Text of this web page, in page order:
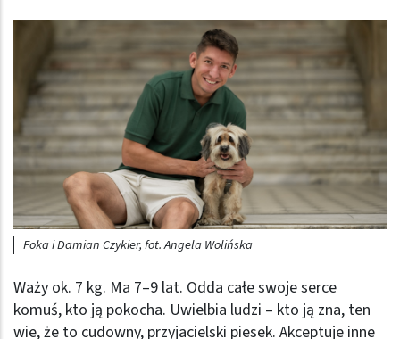
Foka i Damian Czykier, fot. Angela Wolińska
Waży ok. 7 kg. Ma 7–9 lat. Odda całe swoje serce
komuś, kto ją pokocha. Uwielbia ludzi – kto ją zna, ten
wie, że to cudowny, przyjacielski piesek. Akceptuje inne